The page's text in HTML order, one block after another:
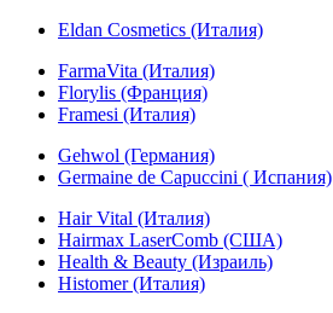
Eldan Cosmetics (Италия)
FarmaVita (Италия)
Florylis (Франция)
Framesi (Италия)
Gehwol (Германия)
Germaine de Capuccini ( Испания)
Hair Vital (Италия)
Hairmax LaserComb (США)
Health & Beauty (Израиль)
Histomer (Италия)